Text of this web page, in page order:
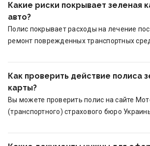
Какие риски покрывает зеленая
авто?
Полис покрывает расходы на лечение
ремонт поврежденных транспортных
Как проверить действие полиса
карты?
Вы можете проверить полис на сайте
(транспортного) страхового бюро